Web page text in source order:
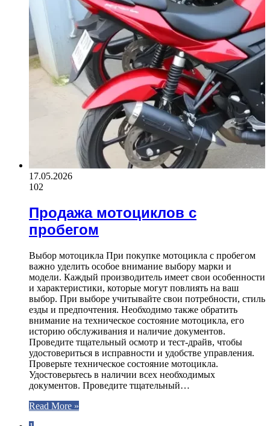
17.05.2026
102
Продажа мотоциклов с
пробегом
Выбор мотоцикла При покупке мотоцикла с пробегом
важно уделить особое внимание выбору марки и
модели. Каждый производитель имеет свои особенности
и характеристики, которые могут повлиять на ваш
выбор. При выборе учитывайте свои потребности, стиль
езды и предпочтения. Необходимо также обратить
внимание на техническое состояние мотоцикла, его
историю обслуживания и наличие документов.
Проведите тщательный осмотр и тест-драйв, чтобы
удостовериться в исправности и удобстве управления.
Проверьте техническое состояние мотоцикла.
Удостоверьтесь в наличии всех необходимых
документов. Проведите тщательный…
Read More »